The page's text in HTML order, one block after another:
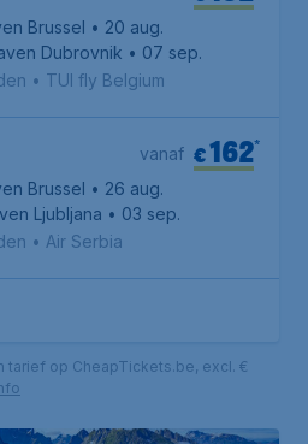
Brussel • 20 aug.
Dubrovnik • 07 sep.
• TUI fly Belgium
€162*
vanaf
Brussel • 26 aug.
Ljubljana • 03 sep.
• Air Serbia
op CheapTickets.be, excl. €